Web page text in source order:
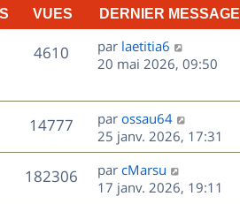
VUES DERNIER MESSAGE
4610V
e
s
D
e
n
i
e
r
m
e
par laetitia6
20 mai 2026, 09:50
14777V
u
e
D
e
r
n
i
par ossau64
25 janv. 2026, 17:31
182306V
D
e
par cMarsu
17 janv. 2026, 19:11